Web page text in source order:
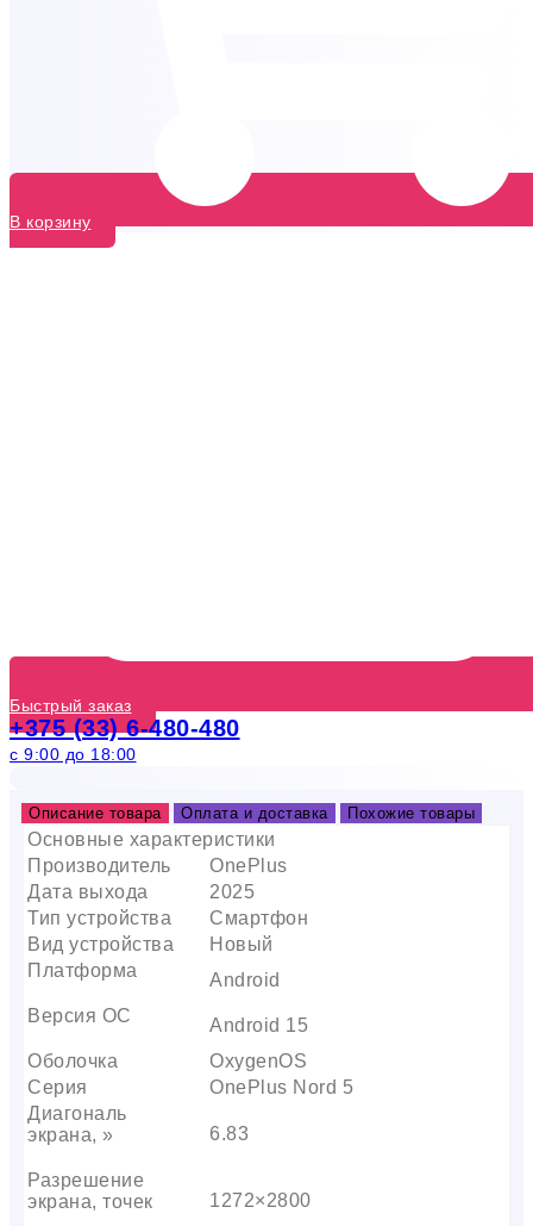
В корзину
Быстрый заказ
+375 (33) 6-480-480
с 9:00 до 18:00
Описание товара Оплата и доставка Похожие товары
Основные характеристики
Производитель
OnePlus
Дата выхода
2025
Тип устройства
Смартфон
Вид устройства
Новый
Платформа
Android
Версия ОС
Android 15
Оболочка
OxygenOS
Серия
OnePlus Nord 5
Диагональ
экрана, »
6.83
Разрешение
экрана, точек
1272×2800